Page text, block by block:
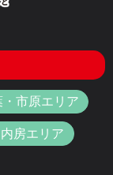
・市原エリア
房エリア